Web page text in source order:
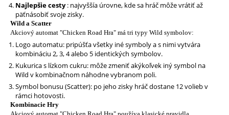
Najlepšie cesty: najvyššía úrovne, kde sa hráč môže vrátiť až
päťnásobiť svoje zisky.
Wild a Scatter
Akciový automat "Chicken Road Hra" má tri typy Wild symbolov:
Logo automatu: pripúšťa všetky iné symboly a s nimi vytvára
kombináciu 2, 3, 4 alebo 5 identických symbolov.
Kukurica s lízkom cukru: môže zmeniť akýkoľvek iný symbol na
Wild v kombinačnom náhodne vybranom poli.
Symbol bonusu (Scatter): po jeho zisky hráč dostane 12 volieb v
rámci hotovosti.
Kombinacie Hry